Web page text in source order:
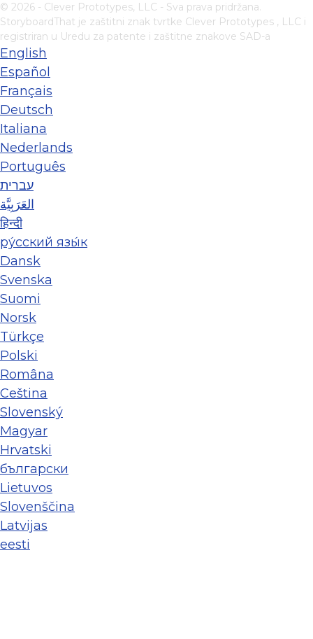
© 2026 - Clever Prototypes, LLC - Sva prava pridržana.
StoryboardThat je zaštitni znak tvrtke Clever Prototypes , LLC i
registriran u Uredu za patente i zaštitne znakove SAD-a
English
Español
Français
Deutsch
Italiana
Nederlands
Português
עברית
العَرَبِيَّة
हिन्दी
ру́сский язы́к
Dansk
Svenska
Suomi
Norsk
Türkçe
Polski
Româna
Ceština
Slovenský
Magyar
Hrvatski
български
Lietuvos
Slovenščina
Latvijas
eesti